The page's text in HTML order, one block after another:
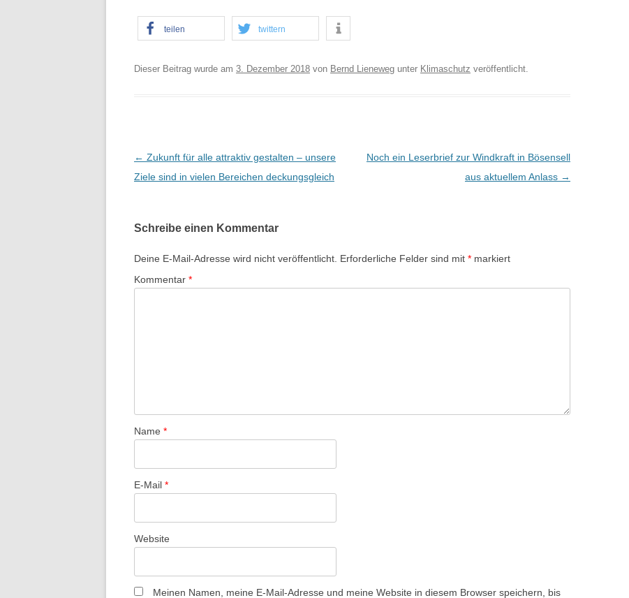
teilen twittern
Dieser Beitrag wurde am 3. Dezember 2018 von Bernd Lieneweg unter Klimaschutz veröffentlicht.
B
e
r
a
g
g
a
i
o
← Zukunft für alle attraktiv gestalten – unsere
Ziele sind in vielen Bereichen deckungsgleich
Noch ein Leserbrief zur Windkraft in Bösensell
aus aktuellem Anlass →
Schreibe einen Kommentar
Deine E-Mail-Adresse wird nicht veröffentlicht. Erforderliche Felder sind mit * markiert
Kommentar *
Name *
E-Mail *
Website
Meinen Namen, meine E-Mail-Adresse und meine Website in diesem Browser speichern, bis